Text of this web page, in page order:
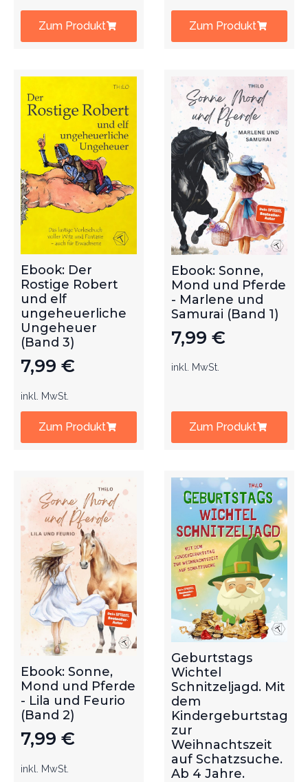
Zum Produkt Zum Produkt
Ebook: Der
Rostige Robert
und elf
ungeheuerliche
Ungeheuer
(Band 3)
7,99 €
inkl. MwSt.
Zum Produkt
Ebook: Sonne,
Mond und Pferde
- Marlene und
Samurai (Band 1)
7,99 €
inkl. MwSt.
Zum Produkt
Ebook: Sonne,
Mond und Pferde
- Lila und Feurio
(Band 2)
7,99 €
inkl. MwSt.
Geburtstags
Wichtel
Schnitzeljagd. Mit
dem
Kindergeburtstag
zur
Weihnachtszeit
auf Schatzsuche.
Ab 4 Jahre.